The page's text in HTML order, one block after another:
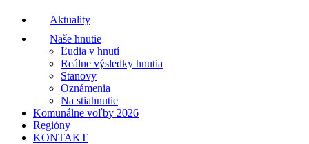
Aktuality
Naše hnutie
Ľudia v hnutí
Reálne výsledky hnutia
Stanovy
Oznámenia
Na stiahnutie
Komunálne voľby 2026
Regióny
KONTAKT